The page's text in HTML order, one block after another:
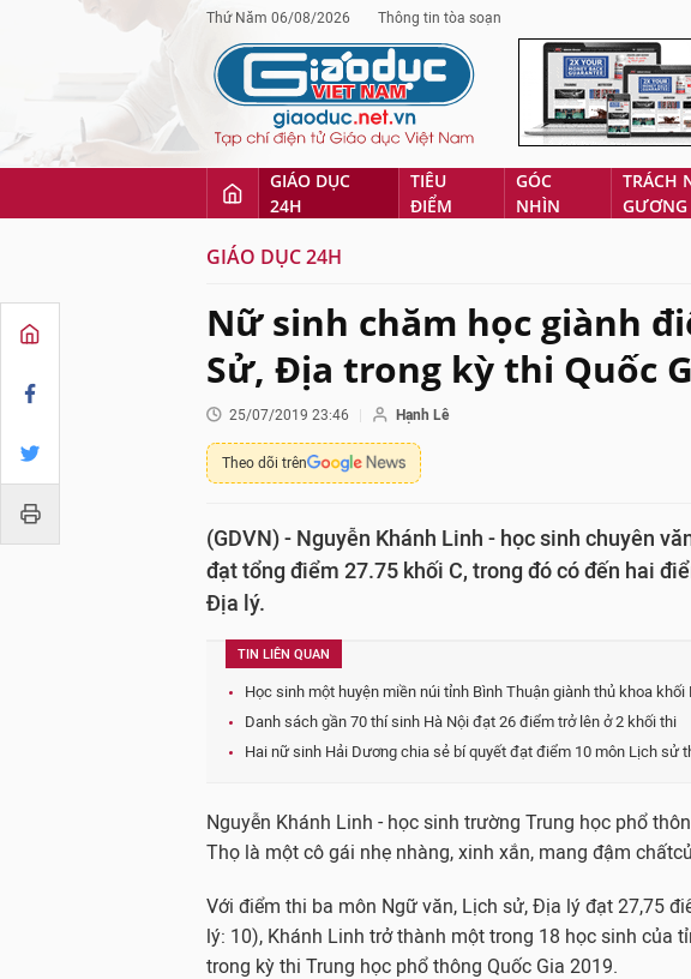
Thứ Năm 06/08/2026 Thông tin tòa soạn
GIÁO DỤC
24H
TIÊU
ĐIỂM
GÓC
NHÌN
TRÁCH
GƯƠNG
GIÁO DỤC 24H
Nữ sinh chăm học giành
Sử, Địa trong kỳ thi Quốc
25/07/2019 23:46 Hạnh Lê
Theo dõi trên
(GDVN) - Nguyễn Khánh Linh - học sinh chuyên
đạt tổng điểm 27.75 khối C, trong đó có đến hai
Địa lý.
TIN LIÊN QUAN
Học sinh một huyện miền núi tỉnh Bình Thuận giành thủ khoa khối
Danh sách gần 70 thí sinh Hà Nội đạt 26 điểm trở lên ở 2 khối thi
Hai nữ sinh Hải Dương chia sẻ bí quyết đạt điểm 10 môn Lịch sử
Nguyễn Khánh Linh - học sinh trường Trung học phổ
Thọ là một cô gái nhẹ nhàng, xinh xắn, mang đậm chất
Với điểm thi ba môn Ngữ văn, Lịch sử, Địa lý đạt 27,75
lý: 10), Khánh Linh trở thành một trong 18 học sinh của
trong kỳ thi Trung học phổ thông Quốc Gia 2019.